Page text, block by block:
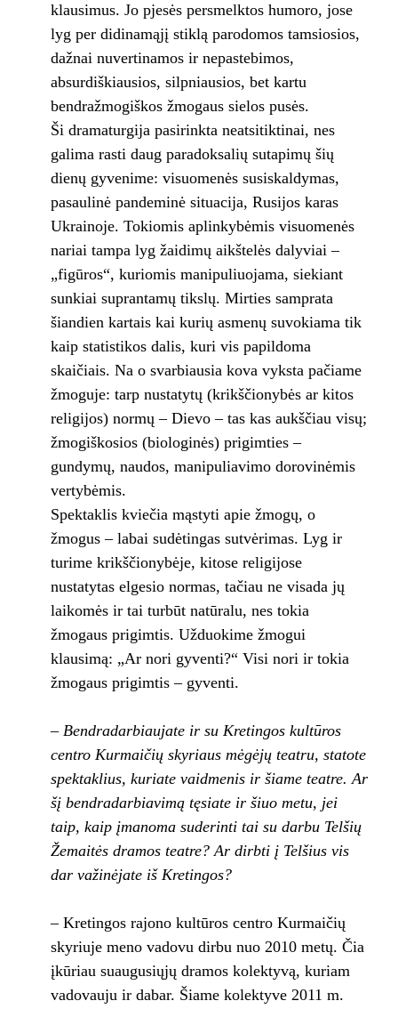
klausimus. Jo pjesės persmelktos humoro, jose
lyg per didinamąjį stiklą parodomos tamsiosios,
dažnai nuvertinamos ir nepastebimos,
absurdiškiausios, silpniausios, bet kartu
bendražmogiškos žmogaus sielos pusės.
Ši dramaturgija pasirinkta neatsitiktinai, nes
galima rasti daug paradoksalių sutapimų šių
dienų gyvenime: visuomenės susiskaldymas,
pasaulinė pandeminė situacija, Rusijos karas
Ukrainoje. Tokiomis aplinkybėmis visuomenės
nariai tampa lyg žaidimų aikštelės dalyviai –
„figūros“, kuriomis manipuliuojama, siekiant
sunkiai suprantamų tikslų. Mirties samprata
šiandien kartais kai kurių asmenų suvokiama tik
kaip statistikos dalis, kuri vis papildoma
skaičiais. Na o svarbiausia kova vyksta pačiame
žmoguje: tarp nustatytų (krikščionybės ar kitos
religijos) normų – Dievo – tas kas aukščiau visų;
žmogiškosios (biologinės) prigimties –
gundymų, naudos, manipuliavimo dorovinėmis
vertybėmis.
Spektaklis kviečia mąstyti apie žmogų, o
žmogus – labai sudėtingas sutvėrimas. Lyg ir
turime krikščionybėje, kitose religijose
nustatytas elgesio normas, tačiau ne visada jų
laikomės ir tai turbūt natūralu, nes tokia
žmogaus prigimtis. Užduokime žmogui
klausimą: „Ar nori gyventi?“ Visi nori ir tokia
žmogaus prigimtis – gyventi.
– Bendradarbiaujate ir su Kretingos kultūros
centro Kurmaičių skyriaus mėgėjų teatru, statote
spektaklius, kuriate vaidmenis ir šiame teatre. Ar
šį bendradarbiavimą tęsiate ir šiuo metu, jei
taip, kaip įmanoma suderinti tai su darbu Telšių
Žemaitės dramos teatre? Ar dirbti į Telšius vis
dar važinėjate iš Kretingos?
– Kretingos rajono kultūros centro Kurmaičių
skyriuje meno vadovu dirbu nuo 2010 metų. Čia
įkūriau suaugusiųjų dramos kolektyvą, kuriam
vadovauju ir dabar. Šiame kolektyve 2011 m.